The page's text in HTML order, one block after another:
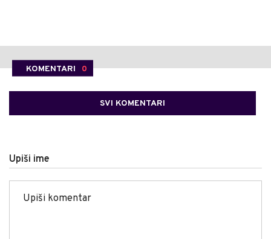
KOMENTARI 0
SVI KOMENTARI
Upiši ime